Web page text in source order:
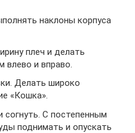
наклоны корпуса
плеч и делать
влево и вправо.
Делать широко
«Кошка».
согнуть. С постепенным
поднимать и опускать